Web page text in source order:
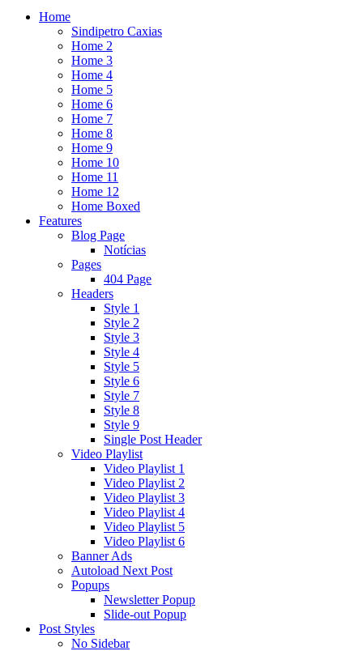
Home
Sindipetro Caxias
Home 2
Home 3
Home 4
Home 5
Home 6
Home 7
Home 8
Home 9
Home 10
Home 11
Home 12
Home Boxed
Features
Blog Page
Notícias
Pages
404 Page
Headers
Style 1
Style 2
Style 3
Style 4
Style 5
Style 6
Style 7
Style 8
Style 9
Single Post Header
Video Playlist
Video Playlist 1
Video Playlist 2
Video Playlist 3
Video Playlist 4
Video Playlist 5
Video Playlist 6
Banner Ads
Autoload Next Post
Popups
Newsletter Popup
Slide-out Popup
Post Styles
No Sidebar